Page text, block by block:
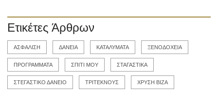
Ετικέτες Άρθρων
ΑΣΦΑΛΙΣΗ ΔΑΝΕΙΑ ΚΑΤΑΛΥΜΑΤΑ ΞΕΝΟΔΟΧΕΙΑ
ΠΡΟΓΡΑΜΜΑΤΑ ΣΠΙΤΙ ΜΟΥ ΣΤΑΓΑΣΤΙΚΑ
ΣΤΕΓΑΣΤΙΚΟ ΔΑΝΕΙΟ ΤΡΙΤΕΚΝΟΥΣ ΧΡΥΣΗ ΒΙΖΑ